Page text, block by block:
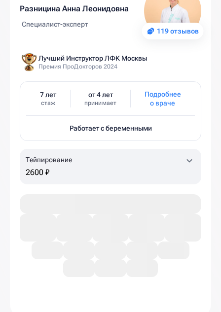
119 отзывов
Разницина Анна Леонидовна
Специалист-эксперт
Лучший Инструктор ЛФК Москвы
Премия ПроДокторов 2024
7 лет
стаж
от 4 лет
принимает
Подробнее
о враче
Работает с беременными
Тейпирование
2600 ₽